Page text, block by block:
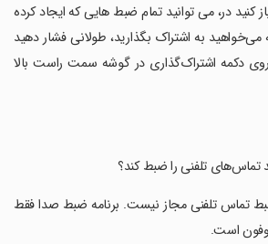
در، می توانید تمام ضبط هایی که ایجاد کرده
که می‌خواهید به اشتراک بگذارید، طولانی فشار دهید
دکمه اشتراک‌گذاری در گوشه سمت راست بالا
تماس‌های تلفنی را ضبط کند؟
تلفنی مجاز نیست. برنامه ضبط صدا فقط
است.